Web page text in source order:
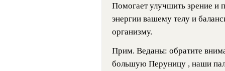
Помогает улучшить зрение и
энергии вашему телу и
организму.
Прим. Веданы: обратите
большую Перуницу , наши